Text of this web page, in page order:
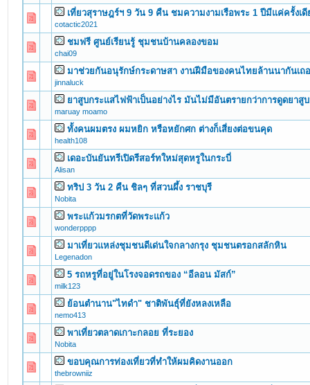
เที่ยวสุราษฎร์ฯ 9 วัน 9 คืน ชมความงามเรือพระ 1 ปีมีแค่ครั้งเดี
cotactic2021
0 Vote(s) - 0 out of 5 in Average
1 2345
ชมฟรี ศูนย์เรียนรู้ ชุมชนบ้านคลองขอม
chai09
0 Vote(s) - 0 out of 5 in Average
12 34 5
มาช่วยกันอนุรักษ์กระดาษสา งานฝีมือของคนไทยล้านนากันเถ
jinnaluck
0 Vote(s) - 0 out of 5 in Average
12345
ยาสูบกระแสไฟฟ้าเป็นอย่างไร มันไม่มีอันตรายกว่าการดูดยาสู
maruay moamo
0 Vote(s) - 0 out of 5 in Average
1 2345
ทั้งคนผมตรง ผมหยิก หรือหยักศก ต่างก็เสี่ยงต่อขนคุด
health108
0 Vote(s) - 0 out of 5 in Average
1234 5
เดอะบันยันทรีเปิดรีสอร์ทใหม่สุดหรูในกระบี่
Alisan
0 Vote(s) - 0 out of 5 in Average
1234 5
ทริป 3 วัน 2 คืน ชิลๆ ที่สวนผึ้ง ราชบุรี
Nobita
0 Vote(s) - 0 out of 5 in Average
123 4 5
พระแก้วมรกตที่วัดพระแก้ว
wonderpppp
0 Vote(s) - 0 out of 5 in Average
123 45
มาเที่ยวแหล่งชุมชนดีเด่นใจกลางกรุง ชุมชนตรอกสลักหิน
Legenadon
0 Vote(s) - 0 out of 5 in Average
1 2345
5 รถหรูที่อยู่ในโรงจอดรถของ “อีลอน มัสก์”
milk123
0 Vote(s) - 0 out of 5 in Average
12345
ย้อนตำนาน"ไทดำ" ชาติพันธุ์ที่ยังหลงเหลือ
nemo413
0 Vote(s) - 0 out of 5 in Average
1 2 45
พาเที่ยวตลาดเกาะกลอย ที่ระยอง
Nobita
0 Vote(s) - 0 out of 5 in Average
12345
ขอบคุณการท่องเที่ยวที่ทำให้ผมคิดงานออก
thebrowniiz
0 Vote(s) - 0 out of 5 in Average
123 45